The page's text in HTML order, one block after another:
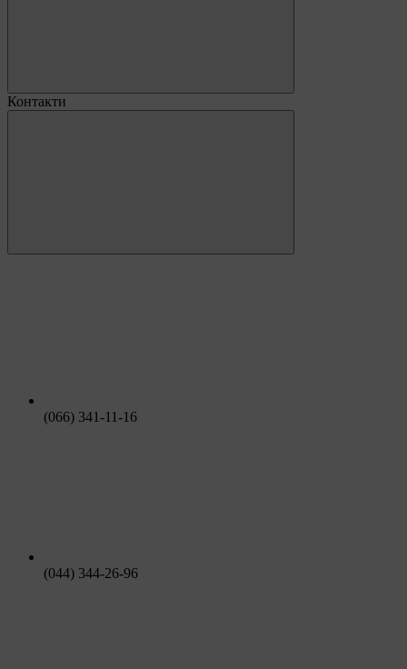
Контакти
(066) 341-11-16
(044) 344-26-96